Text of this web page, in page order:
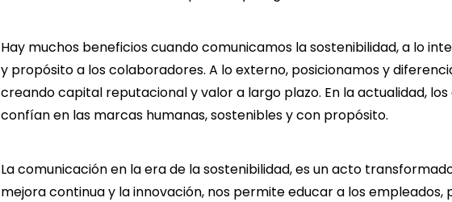
Hay muchos beneficios cuando comunicamos la sostenibilidad, a lo
y propósito a los colaboradores. A lo externo, posicionamos y
creando capital reputacional y valor a largo plazo. En la actualidad,
confían en las marcas humanas, sostenibles y con propósito.
La comunicación en la era de la sostenibilidad, es un acto
mejora continua y la innovación, nos permite educar a los empleados,